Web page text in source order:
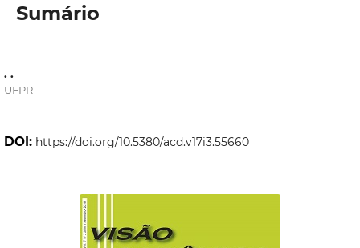
Sumário
. .
UFPR
DOI: https://doi.org/10.5380/acd.v17i3.55660